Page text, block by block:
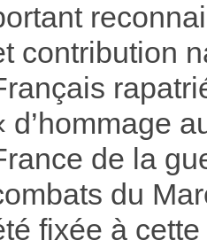
contribution
d’hommage
de la
du
fixée à cette